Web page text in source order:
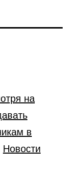
на
в
Новости